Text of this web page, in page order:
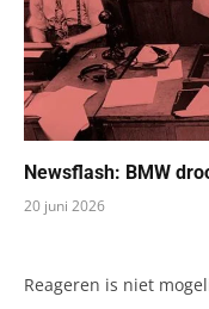
Newsflash: BMW
20 juni 2026
Reageren is niet